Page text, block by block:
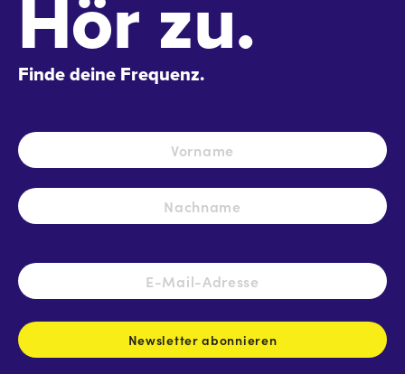
Hör zu.
Finde deine Frequenz.
Name *
E-
Mail-
Newsletter abonnieren